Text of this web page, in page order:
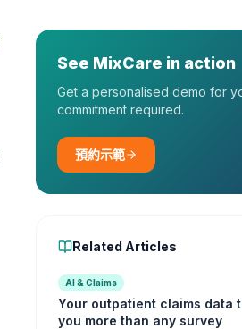
See MixCare in action
Get a personalised demo for
commitment required.
預約示範
Related Articles
AI & Claims
Your outpatient claims data
you more than any survey